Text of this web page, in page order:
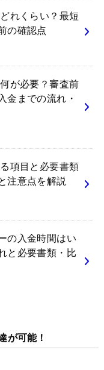
れくらい？最短
の確認点
が必要？審査前
金までの流れ・
項目と必要書類
注意点を解説
の入金時間はい
と必要書類・比
が可能！